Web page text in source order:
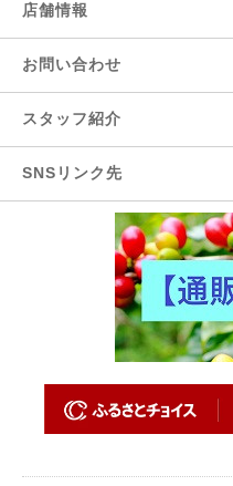
店舗情報
お問い合わせ
スタッフ紹介
SNSリンク先